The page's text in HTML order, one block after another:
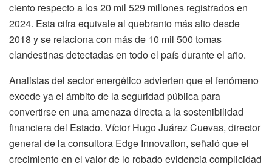
ciento respecto a los 20 mil 529 millones registrados en
2024. Esta cifra equivale al quebranto más alto desde
2018 y se relaciona con más de 10 mil 500 tomas
clandestinas detectadas en todo el país durante el año.
Analistas del sector energético advierten que el fenómeno
excede ya el ámbito de la seguridad pública para
convertirse en una amenaza directa a la sostenibilidad
financiera del Estado. Víctor Hugo Juárez Cuevas, director
general de la consultora Edge Innovation, señaló que el
crecimiento en el valor de lo robado evidencia complicidad